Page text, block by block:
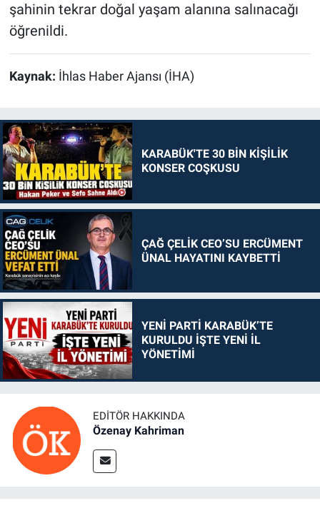
şahinin tekrar doğal yaşam alanına salınacağı
öğrenildi.
Kaynak: İhlas Haber Ajansı (İHA)
KARABÜK'TE 30 BİN KİŞİLİK
KONSER COŞKUSU
ÇAĞ ÇELİK CEO’SU ERCÜMENT
ÜNAL HAYATINI KAYBETTİ
YENİ PARTİ KARABÜK’TE
KURULDU İŞTE YENİ İL
YÖNETİMİ
EDITÖR HAKKINDA
Özenay Kahriman